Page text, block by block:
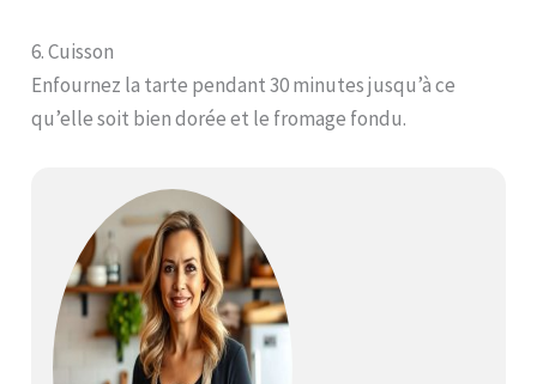
6. Cuisson
Enfournez la tarte pendant 30 minutes jusqu’à ce
qu’elle soit bien dorée et le fromage fondu.